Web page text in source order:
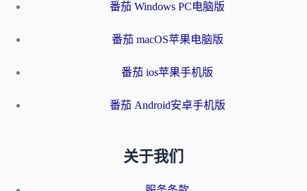
番茄 Windows PC电脑版
番茄 macOS苹果电脑版
番茄 ios苹果手机版
番茄 Android安卓手机版
关于我们